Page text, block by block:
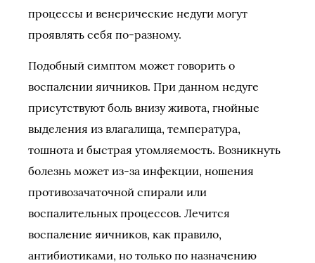
процессы и венерические недуги могут
проявлять себя по-разному.
Подобный симптом может говорить о
воспалении яичников. При данном недуге
присутствуют боль внизу живота, гнойные
выделения из влагалища, температура,
тошнота и быстрая утомляемость. Возникнуть
болезнь может из-за инфекции, ношения
противозачаточной спирали или
воспалительных процессов. Лечится
воспаление яичников, как правило,
антибиотиками, но только по назначению